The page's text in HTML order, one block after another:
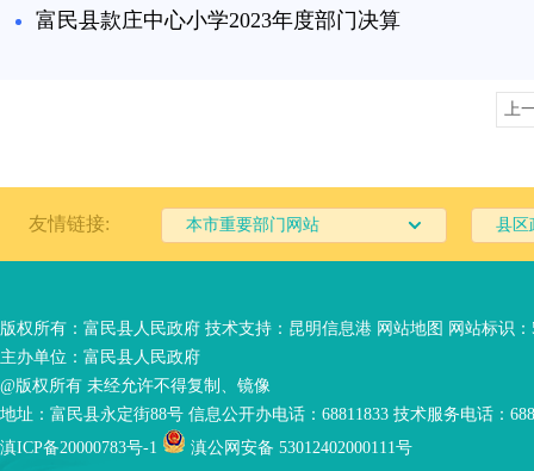
富民县款庄中心小学2023年度部门决算
上
友情链接: 本市重要部门网站 县区
版权所有：富民县人民政府 技术支持： 昆明信息港 网站地图 网站标识：
主办单位：富民县人民政府
@版权所有 未经允许不得复制、镜像
地址：富民县永定街88号 信息公开办电话：68811833 技术服务电话：
滇ICP备20000783号-1
滇公网安备 53012402000111号